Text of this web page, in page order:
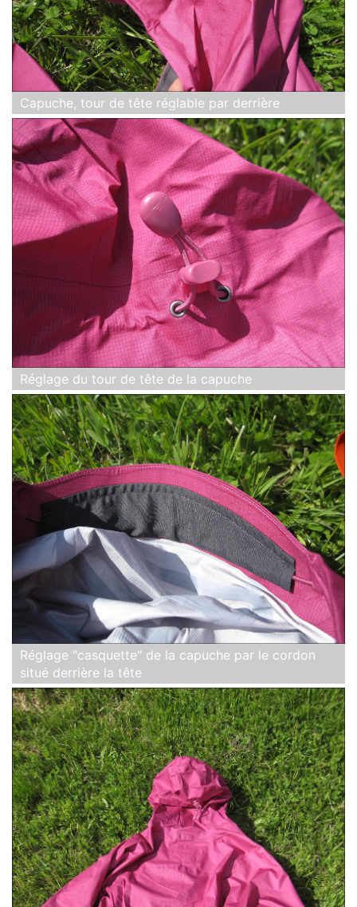
Capuche, tour de tête réglable par derrière
Réglage du tour de tête de la capuche
Réglage "casquette" de la capuche par le cordon
situé derrière la tête